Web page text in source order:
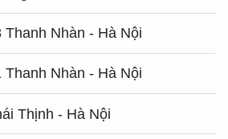
Thanh Nhàn - Hà Nội
Thanh Nhàn - Hà Nội
Thịnh - Hà Nội